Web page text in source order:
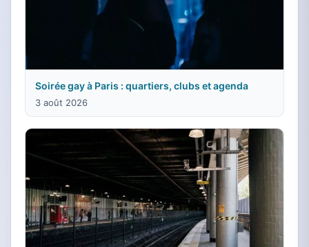
Soirée gay à Paris : quartiers, clubs et agenda
3 août 2026